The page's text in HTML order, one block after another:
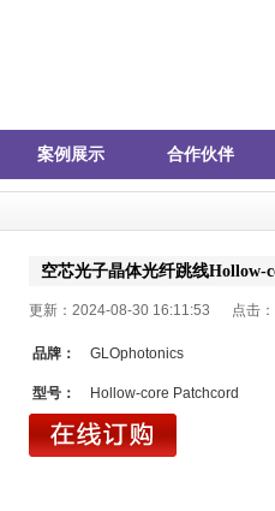
案例展示 合作伙伴
空芯光子晶体光纤跳线Hollow-
更新：2024-08-30 16:11:53 点击：
品牌： GLOphotonics
型号： Hollow-core Patchcord